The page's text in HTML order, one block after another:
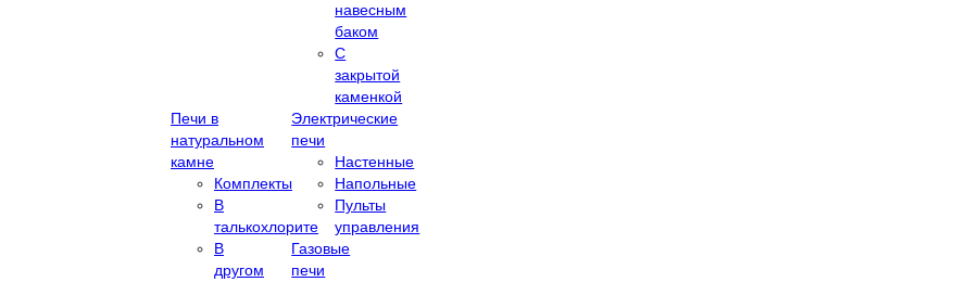
навесным
баком
С
закрытой
каменкой
Печи в
натуральном
камне
Комплекты
В
талькохлорите
В
другом
Электрические
печи
Настенные
Напольные
Пульты
управления
Газовые
печи